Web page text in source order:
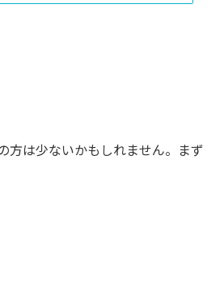
方は少ないかもしれません。まず